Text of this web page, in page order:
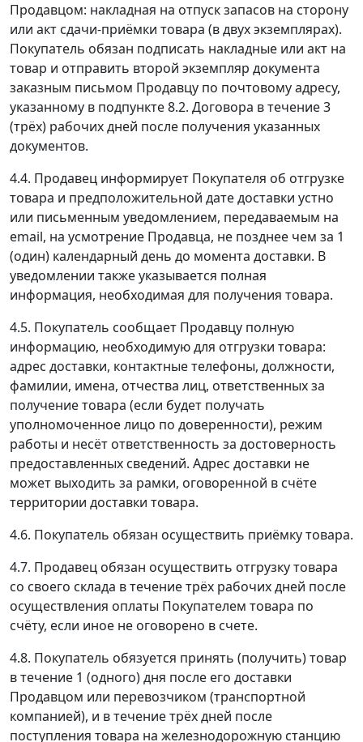
Продавцом: накладная на отпуск запасов на сторону
или акт сдачи-приёмки товара (в двух экземплярах).
Покупатель обязан подписать накладные или акт на
товар и отправить второй экземпляр документа
заказным письмом Продавцу по почтовому адресу,
указанному в подпункте 8.2. Договора в течение 3
(трёх) рабочих дней после получения указанных
документов.
4.4. Продавец информирует Покупателя об отгрузке
товара и предположительной дате доставки устно
или письменным уведомлением, передаваемым на
email, на усмотрение Продавца, не позднее чем за 1
(один) календарный день до момента доставки. В
уведомлении также указывается полная
информация, необходимая для получения товара.
4.5. Покупатель сообщает Продавцу полную
информацию, необходимую для отгрузки товара:
адрес доставки, контактные телефоны, должности,
фамилии, имена, отчества лиц, ответственных за
получение товара (если будет получать
уполномоченное лицо по доверенности), режим
работы и несёт ответственность за достоверность
предоставленных сведений. Адрес доставки не
может выходить за рамки, оговоренной в счёте
территории доставки товара.
4.6. Покупатель обязан осуществить приёмку товара.
4.7. Продавец обязан осуществить отгрузку товара
со своего склада в течение трёх рабочих дней после
осуществления оплаты Покупателем товара по
счёту, если иное не оговорено в счете.
4.8. Покупатель обязуется принять (получить) товар
в течение 1 (одного) дня после его доставки
Продавцом или перевозчиком (транспортной
компанией), и в течение трёх дней после
поступления товара на железнодорожную станцию